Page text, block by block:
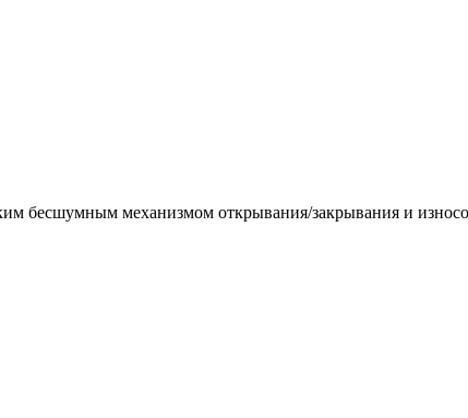
бесшумным механизмом открывания/закрывания и